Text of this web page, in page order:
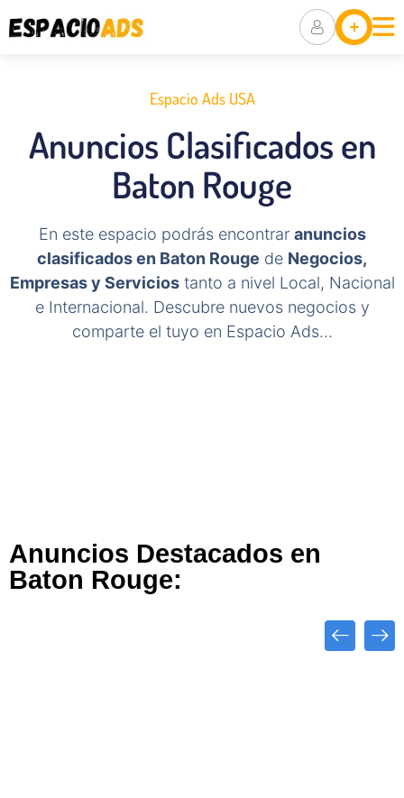
Ubicaciones
Espacio Ads USA
Anuncios Clasificados en
Baton Rouge
En este espacio podrás encontrar anuncios
clasificados en Baton Rouge de Negocios,
Empresas y Serviciostanto a nivel Local, Nacional
e Internacional. Descubre nuevos negocios y
comparte el tuyo en Espacio Ads…
Anuncios Destacados en
Baton Rouge: